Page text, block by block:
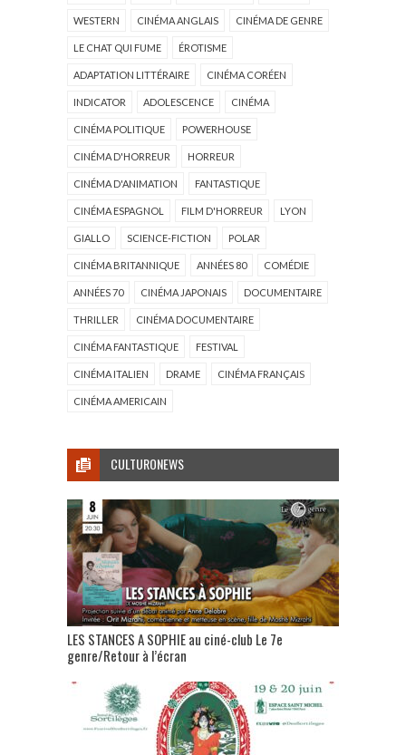
WESTERN CINÉMA ANGLAIS CINÉMA DE GENRE
LE CHAT QUI FUME ÉROTISME
ADAPTATION LITTÉRAIRE CINÉMA CORÉEN
INDICATOR ADOLESCENCE CINÉMA
CINÉMA POLITIQUE POWERHOUSE
CINÉMA D'HORREUR HORREUR
CINÉMA D'ANIMATION FANTASTIQUE
CINÉMA ESPAGNOL FILM D'HORREUR LYON
GIALLO SCIENCE-FICTION POLAR
CINÉMA BRITANNIQUE ANNÉES 80 COMÉDIE
ANNÉES 70 CINÉMA JAPONAIS DOCUMENTAIRE
THRILLER CINÉMA DOCUMENTAIRE
CINÉMA FANTASTIQUE FESTIVAL
CINÉMA ITALIEN DRAME CINÉMA FRANÇAIS
CINÉMA AMERICAIN
CULTURONEWS
LES STANCES A SOPHIE au ciné-club Le 7e
genre/Retour à l’écran